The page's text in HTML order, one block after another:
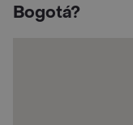
Bogotá?